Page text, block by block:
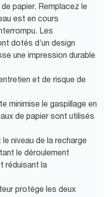
papier. Remplacez le
est en cours
Les
dotés d’un design
une impression durable
et de risque de
minimise le gaspillage en
de papier sont utilisés
niveau de la recharge
le déroulement
réduisant la
protège les deux